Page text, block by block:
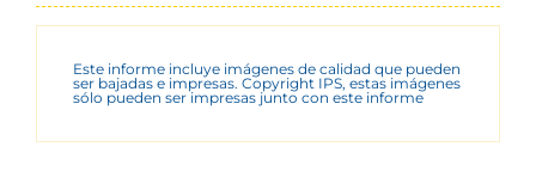
Este informe incluye imágenes de calidad que pueden
ser bajadas e impresas. Copyright IPS, estas imágenes
sólo pueden ser impresas junto con este informe